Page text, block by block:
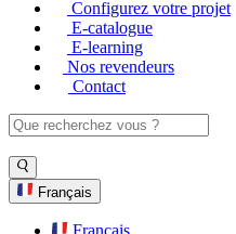
Configurez votre projet
E-catalogue
E-learning
Nos revendeurs
Contact
Français
Français